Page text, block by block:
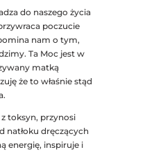
do naszego życia
poczucie
nam o tym,
Ta Moc jest w
matką
że to właśnie stąd
z toksyn, przynosi
natłoku dręczących
energię, inspiruje i